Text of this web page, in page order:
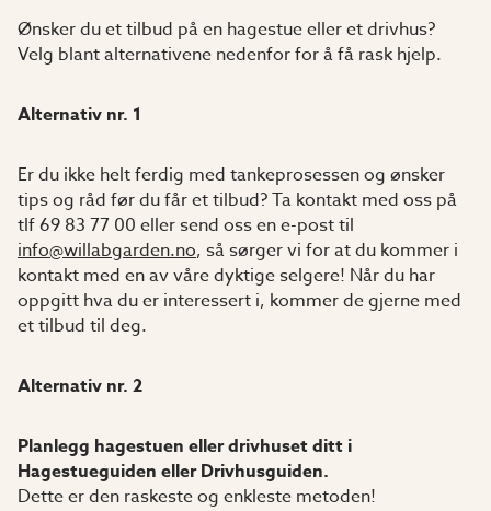
Ønsker du et tilbud på en hagestue eller et drivhus?
Velg blant alternativene nedenfor for å få rask hjelp.
Alternativ nr. 1
Er du ikke helt ferdig med tankeprosessen og ønsker
tips og råd før du får et tilbud? Ta kontakt med oss på
tlf 69 83 77 00 eller send oss en e-post til
info@willabgarden.no, så sørger vi for at du kommer i
kontakt med en av våre dyktige selgere! Når du har
oppgitt hva du er interessert i, kommer de gjerne med
et tilbud til deg.
Alternativ nr. 2
Planlegg hagestuen eller drivhuset ditt i
Hagestueguiden eller Drivhusguiden.
Dette er den raskeste og enkleste metoden!